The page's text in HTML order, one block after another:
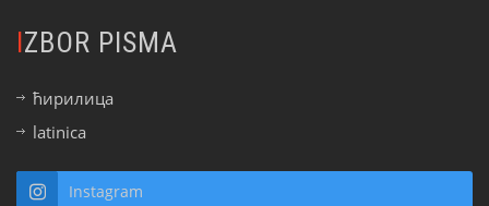
IZBOR PISMA
ћирилица
latinica
Instagram